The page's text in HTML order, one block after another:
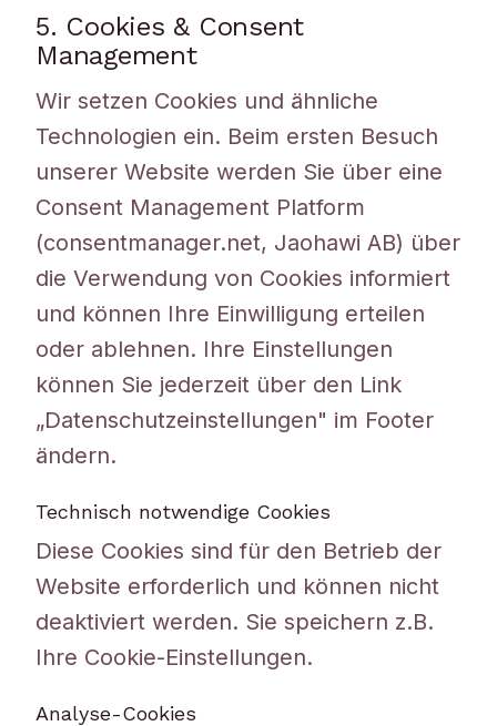
5. Cookies & Consent
Management
Wir setzen Cookies und ähnliche
Technologien ein. Beim ersten Besuch
unserer Website werden Sie über eine
Consent Management Platform
(consentmanager.net, Jaohawi AB) über
die Verwendung von Cookies informiert
und können Ihre Einwilligung erteilen
oder ablehnen. Ihre Einstellungen
können Sie jederzeit über den Link
„Datenschutzeinstellungen" im Footer
ändern.
Technisch notwendige Cookies
Diese Cookies sind für den Betrieb der
Website erforderlich und können nicht
deaktiviert werden. Sie speichern z.B.
Ihre Cookie-Einstellungen.
Analyse-Cookies